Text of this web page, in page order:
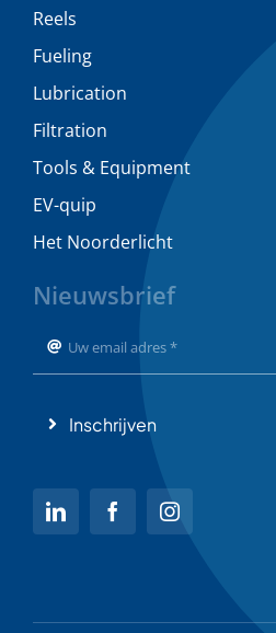
Reels
Fueling
Lubrication
Filtration
Tools & Equipment
EV-quip
Het Noorderlicht
Nieuwsbrief
Inschrijven